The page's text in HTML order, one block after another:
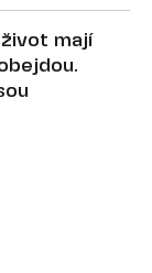
mají